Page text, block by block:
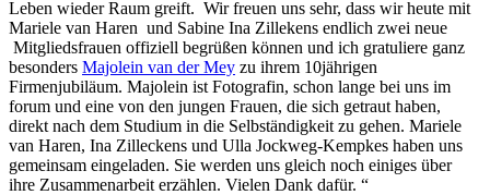
Leben wieder Raum greift. Wir freuen uns sehr, dass wir heute mit
Mariele van Haren und Sabine Ina Zillekens endlich zwei neue
Mitgliedsfrauen offiziell begrüßen können und ich gratuliere ganz
besonders Majolein van der Mey zu ihrem 10jährigen
Firmenjubiläum. Majolein ist Fotografin, schon lange bei uns im
forum und eine von den jungen Frauen, die sich getraut haben,
direkt nach dem Studium in die Selbständigkeit zu gehen. Mariele
van Haren, Ina Zilleckens und Ulla Jockweg-Kempkes haben uns
gemeinsam eingeladen. Sie werden uns gleich noch einiges über
ihre Zusammenarbeit erzählen. Vielen Dank dafür. “